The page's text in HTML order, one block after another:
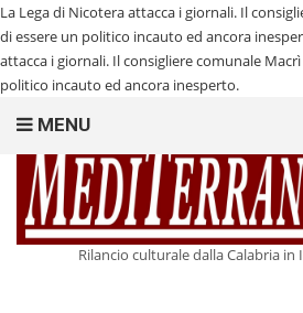
La Lega di Nicotera attacca i giornali. Il
di essere un politico incauto ed ancora
attacca i giornali. Il consigliere comunale
politico incauto ed ancora inesperto.
Rilancio culturale dalla Calabria
MENU